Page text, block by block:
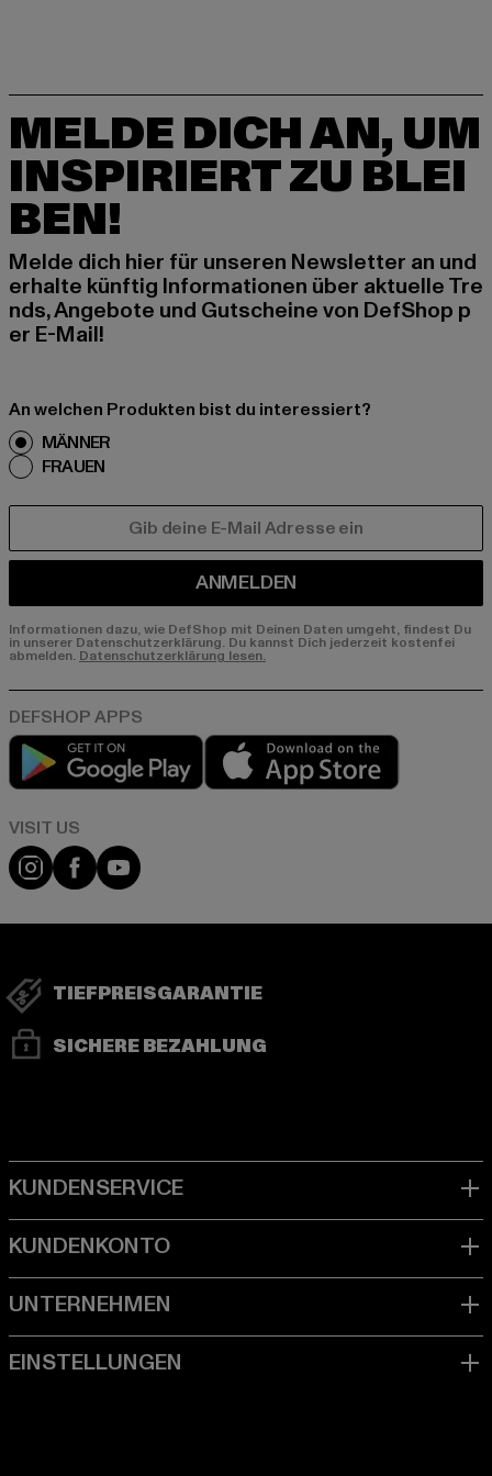
MELDE DICH AN, UM
INSPIRIERT ZU BLEI
BEN!
Melde dich hier für unseren Newsletter an und
erhalte künftig Informationen über aktuelle Tre
nds, Angebote und Gutscheine von DefShop p
er E-Mail!
An welchen Produkten bist du interessiert?
MÄNNER
FRAUEN
ANMELDEN
Informationen dazu, wie DefShop mit Deinen Daten umgeht, findest Du
in unserer Datenschutzerklärung. Du kannst Dich jederzeit kostenfei
abmelden. Datenschutzerklärung lesen.
Play market
Visit our Instagram page:
Visit our Facebook page:
Visit our YouTube channel:
TIEFPREISGARANTIE
SICHERE BEZAHLUNG